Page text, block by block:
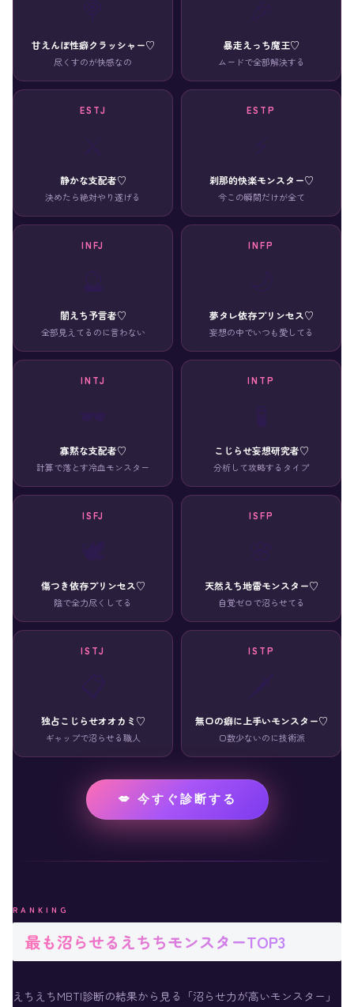
甘えんぼ性癖クラッシャー♡
尽くすのが快感なの
暴走えっち魔王♡
ムードで全部解決する
ESTJ
静かな支配者♡
決めたら絶対やり遂げる
ESTP
刹那的快楽モンスター♡
今この瞬間だけが全て
INFJ
闇えち予言者♡
全部見えてるのに言わない
INFP
夢タレ依存プリンセス♡
妄想の中でいつも愛してる
INTJ
寡黙な支配者♡
計算で落とす冷血モンスター
INTP
こじらせ妄想研究者♡
分析して攻略するタイプ
ISFJ
傷つき依存プリンセス♡
陰で全力尽くしてる
ISFP
天然えち地雷モンスター♡
自覚ゼロで沼らせてる
ISTJ
独占こじらせオオカミ♡
ギャップで沼らせる職人
ISTP
無口の癖に上手いモンスター♡
口数少ないのに技術派
💋 今すぐ診断する
RANKING
最も沼らせるえちちモンスターTOP3
えちえちMBTI診断の結果から見る「沼らせ力が高いモンスター」